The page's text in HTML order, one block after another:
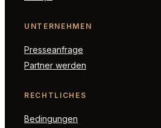
UNTERNEHMEN
Presseanfrage
Partner werden
RECHTLICHES
Bedingungen